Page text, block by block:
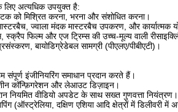
अत्यधिक उपयुक्त है:
को मिश्रित करना, भरना और संशोधित करना।
ज्वाला मंदक मास्टरबैच उपकरण, और कार्यात्मक
स्क्रैप फिल्म और एज ट्रिम्स की उच्च-मूल्य वाली
बायोडिग्रेडेबल सामग्री (पीएलए/पीबीएटी)।
संपूर्ण इंजीनियरिंग समाधान प्रदान करते हैं।
कॉन्फ़िगरेशन और लेआउट डिज़ाइन।
नियमित वीडियो अपडेट के साथ सख्त गुणवत्ता नियंत्रण।
(ऑस्ट्रेलिया, दक्षिण एशिया आदि क्षेत्रों में डिलीवरी